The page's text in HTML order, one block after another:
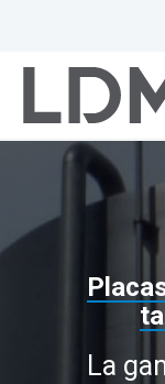
La